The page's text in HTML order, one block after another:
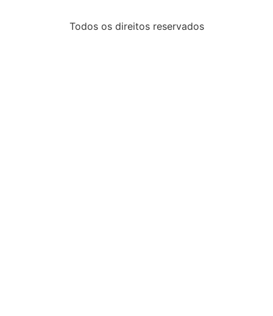
Todos os direitos reservados